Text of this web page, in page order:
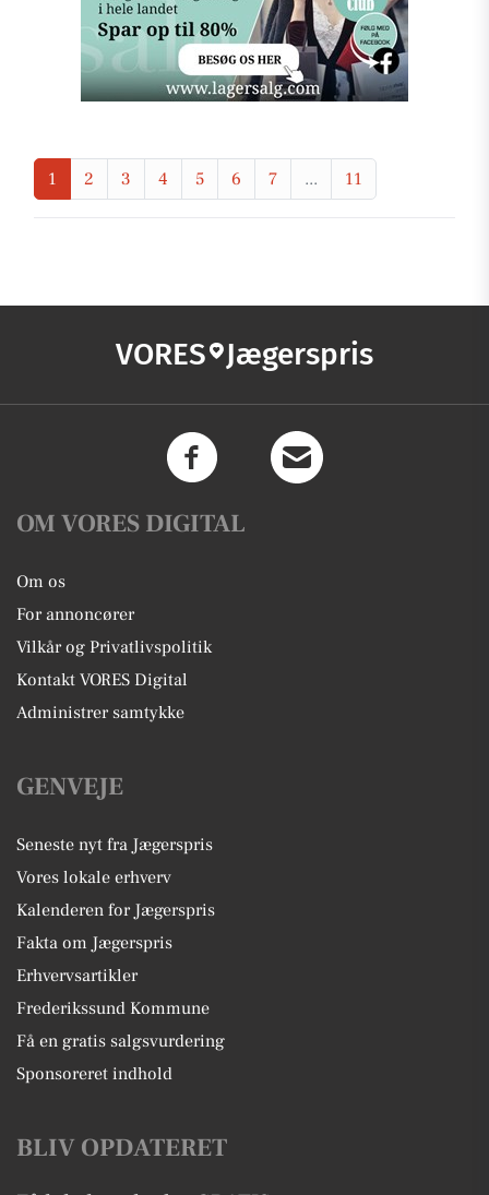
1 2 3 4 5 6 7 ... 11
VORES Jægerspris
OM VORES DIGITAL
Om os
For annoncører
Vilkår og Privatlivspolitik
Kontakt VORES Digital
Administrer samtykke
GENVEJE
Seneste nyt fra Jægerspris
Vores lokale erhverv
Kalenderen for Jægerspris
Fakta om Jægerspris
Erhvervsartikler
Frederikssund Kommune
Få en gratis salgsvurdering
Sponsoreret indhold
BLIV OPDATERET